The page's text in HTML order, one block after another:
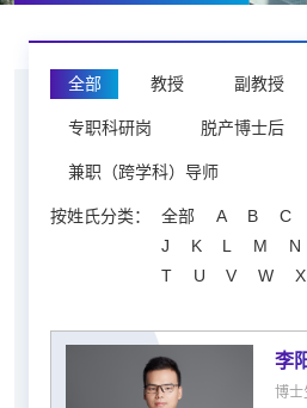
全部 教授 副教授
专职科研岗 脱产博士后
兼职（跨学科）导师
按姓氏分类： 全部 A B C
J
K L M N
T
U V W X
李
博士